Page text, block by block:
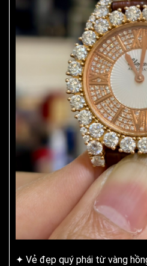
✦ Vẻ đẹp quý phái từ vàng